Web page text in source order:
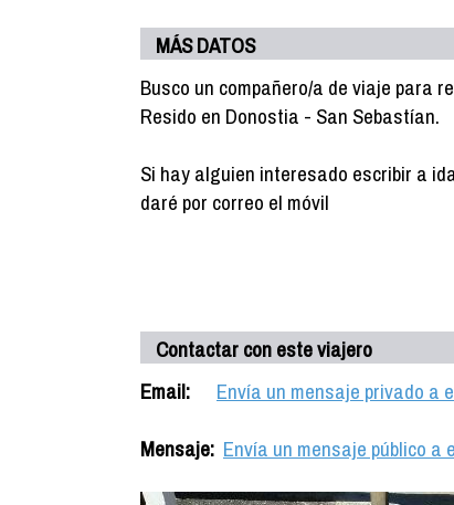
MÁS DATOS
Busco un compañero/a de viaje para
Resido en Donostia - San Sebastían.
Si hay alguien interesado escribir a
daré por correo el móvil
Contactar con este viajero
Email:
Envía un mensaje privado a
Mensaje: Envía un mensaje público